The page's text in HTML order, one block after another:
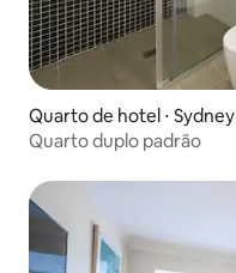
Quarto de hotel ⋅ Sydney
Quarto duplo padrão